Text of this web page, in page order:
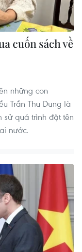
cuốn sách về
những con
Trần Thu Dung là
sử quá trình đặt tên
nước.